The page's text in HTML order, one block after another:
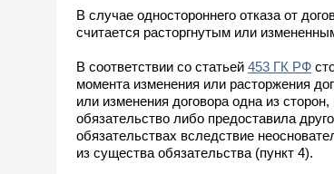
В случае одностороннего отказа от
считается расторгнутым или
В соответствии со статьей 453 ГК РФ
момента изменения или расторжения
или изменения договора одна из
обязательство либо предоставила
обязательствах вследствие
из существа обязательства (пункт 4).